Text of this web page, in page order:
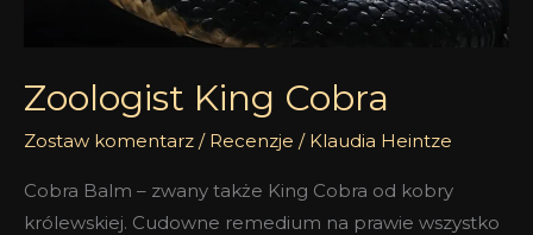
Zoologist King Cobra
Zostaw komentarz / Recenzje / Klaudia Heintze
Cobra Balm – zwany także King Cobra od kobry
królewskiej. Cudowne remedium na prawie wszystko